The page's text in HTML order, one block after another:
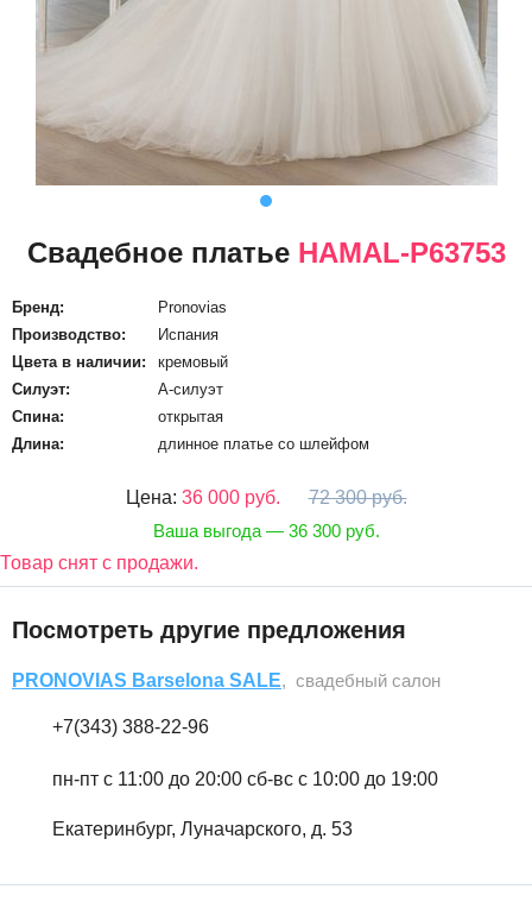
Свадебное платье HAMAL-P63753
Бренд:
Pronovias
Производство:
Испания
Цвета в наличии:
кремовый
Силуэт:
А-силуэт
Спина:
открытая
Длина:
длинное платье со шлейфом
Цена: 36 000 руб.
72 300 руб.
Ваша выгода — 36 300 руб.
Товар снят с продажи.
Посмотреть другие предложения
PRONOVIAS Barselona SALE, свадебный салон
+7(343) 388-22-96
пн-пт c 11:00 до 20:00 сб-вс с 10:00 до 19:00
Екатеринбург, Луначарского, д. 53